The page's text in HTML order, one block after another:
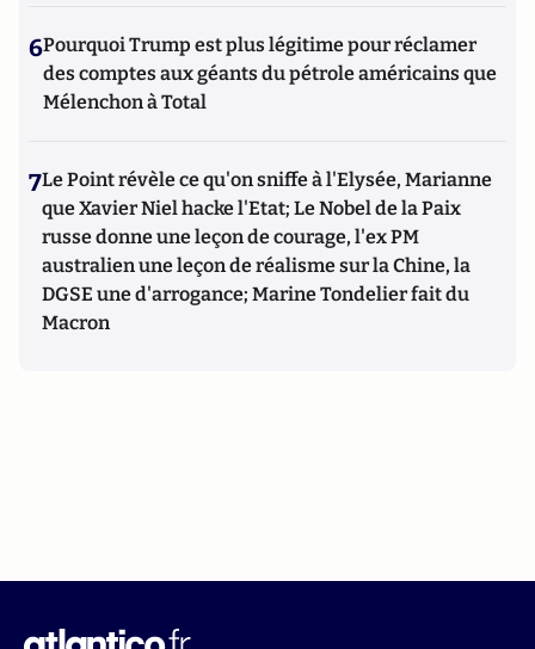
6Pourquoi Trump est plus légitime pour réclamer
des comptes aux géants du pétrole américains que
Mélenchon à Total
7Le Point révèle ce qu'on sniffe à l'Elysée, Marianne
que Xavier Niel hacke l'Etat; Le Nobel de la Paix
russe donne une leçon de courage, l'ex PM
australien une leçon de réalisme sur la Chine, la
DGSE une d'arrogance; Marine Tondelier fait du
Macron